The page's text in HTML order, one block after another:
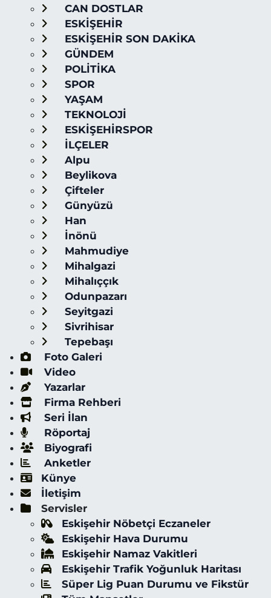
CAN DOSTLAR
ESKİŞEHİR
ESKİŞEHİR SON DAKİKA
GÜNDEM
POLİTİKA
SPOR
YAŞAM
TEKNOLOJİ
ESKİŞEHİRSPOR
İLÇELER
Alpu
Beylikova
Çifteler
Günyüzü
Han
İnönü
Mahmudiye
Mihalgazi
Mihalıççık
Odunpazarı
Seyitgazi
Sivrihisar
Tepebaşı
Foto Galeri
Video
Yazarlar
Firma Rehberi
Seri İlan
Röportaj
Biyografi
Anketler
Künye
İletişim
Servisler
Eskişehir Nöbetçi Eczaneler
Eskişehir Hava Durumu
Eskişehir Namaz Vakitleri
Eskişehir Trafik Yoğunluk Haritası
Süper Lig Puan Durumu ve Fikstür